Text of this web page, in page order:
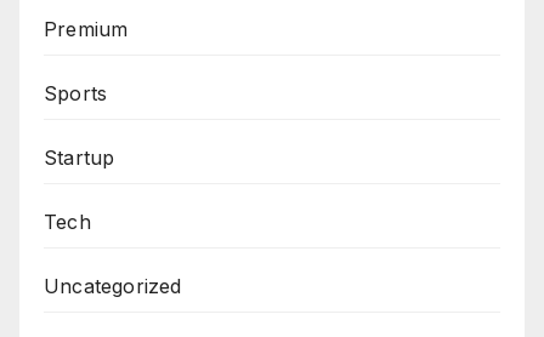
Premium
Sports
Startup
Tech
Uncategorized